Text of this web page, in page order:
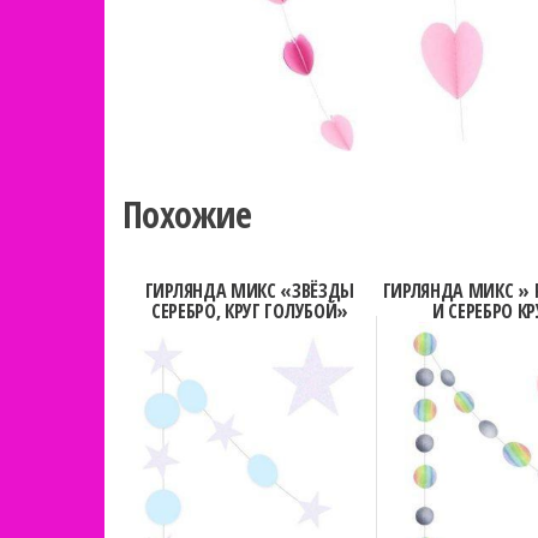
Похожие
ГИРЛЯНДА МИКС «ЗВЁЗДЫ
СЕРЕБРО, КРУГ ГОЛУБОЙ»
ГИРЛЯНДА МИКС
И СЕРЕБРО